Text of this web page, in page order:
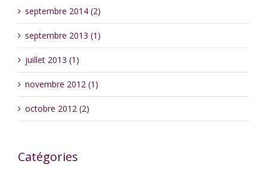
septembre 2014 (2)
septembre 2013 (1)
juillet 2013 (1)
novembre 2012 (1)
octobre 2012 (2)
Catégories